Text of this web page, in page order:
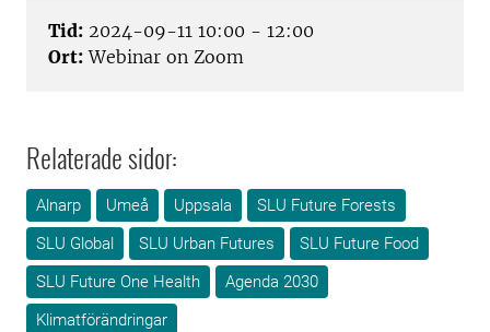
Tid: 2024-09-11 10:00 - 12:00
Ort: Webinar on Zoom
Relaterade sidor:
Alnarp Umeå Uppsala
SLU Future Forests
SLU Global
SLU Urban Futures
SLU Future Food
SLU Future One Health
Agenda 2030
Klimatförändringar